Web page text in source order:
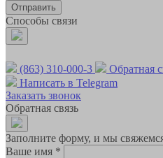
Способы связи
(863) 310-000-3 Обратная
Написать в Telegram
Заказать звонок
Обратная связь
Заполните форму, и мы
Ваше имя *